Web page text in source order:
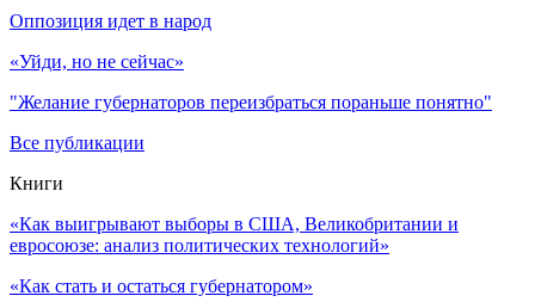
Оппозиция идет в народ
«Уйди, но не сейчас»
"Желание губернаторов переизбраться пораньше понятно"
Все публикации
Книги
«Как выигрывают выборы в США, Великобритании и
евросоюзе: анализ политических технологий»
«Как стать и остаться губернатором»